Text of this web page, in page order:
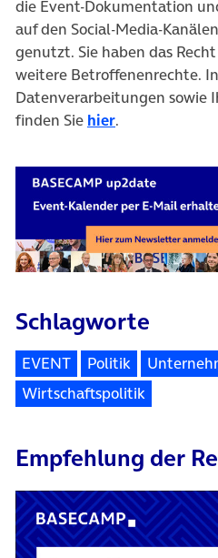
die Event-Dokumentation
auf den Social-Media-
genutzt. Sie haben das
weitere Betroffenenrechte.
Datenverarbeitungen sowie
finden Sie hier.
Schlagworte
EVENT Politik
Wirtschaftspolitik
Empfehlung der